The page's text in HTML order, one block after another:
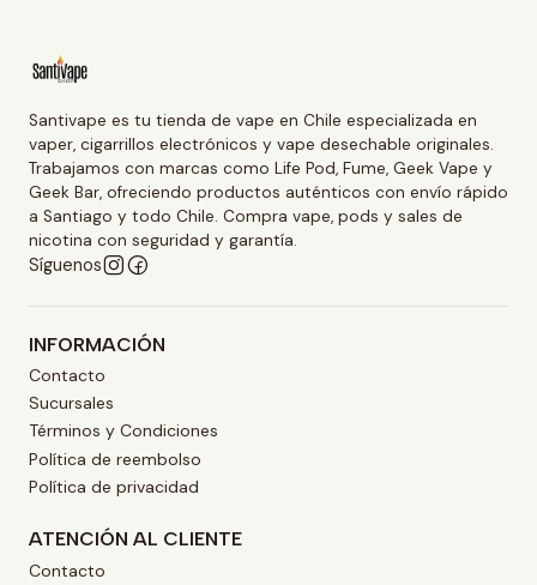
Santivape es tu tienda de vape en Chile especializada en
vaper, cigarrillos electrónicos y vape desechable originales.
Trabajamos con marcas como Life Pod, Fume, Geek Vape y
Geek Bar, ofreciendo productos auténticos con envío rápido
a Santiago y todo Chile. Compra vape, pods y sales de
nicotina con seguridad y garantía.
Síguenos
INFORMACIÓN
Contacto
Sucursales
Términos y Condiciones
Política de reembolso
Política de privacidad
ATENCIÓN AL CLIENTE
Contacto